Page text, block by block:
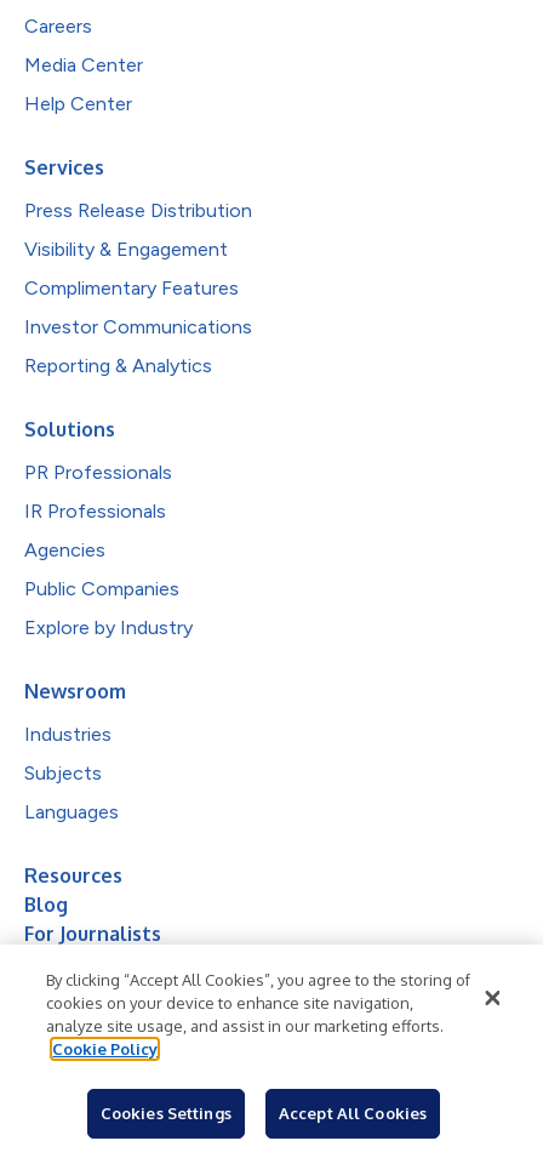
Careers
Media Center
Help Center
Services
Press Release Distribution
Visibility & Engagement
Complimentary Features
Investor Communications
Reporting & Analytics
Solutions
PR Professionals
IR Professionals
Agencies
Public Companies
Explore by Industry
Newsroom
Industries
Subjects
Languages
Resources
Blog
For Journalists
By clicking “Accept All Cookies”, you agree to the storing of
cookies on your device to enhance site navigation,
analyze site usage, and assist in our marketing efforts.
Cookie Policy
Cookies Settings Accept All Cookies